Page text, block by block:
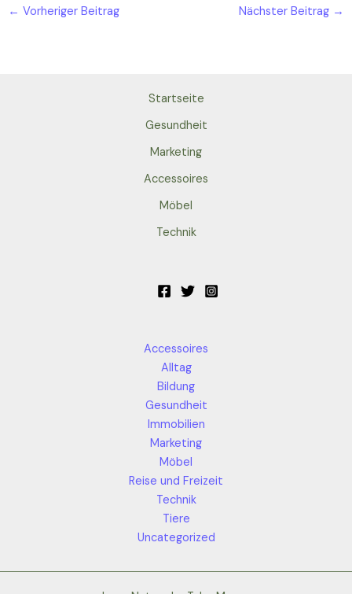
← Vorheriger Beitrag Nächster Beitrag →
Startseite
Gesundheit
Marketing
Accessoires
Möbel
Technik
Accessoires
Alltag
Bildung
Gesundheit
Immobilien
Marketing
Möbel
Reise und Freizeit
Technik
Tiere
Uncategorized